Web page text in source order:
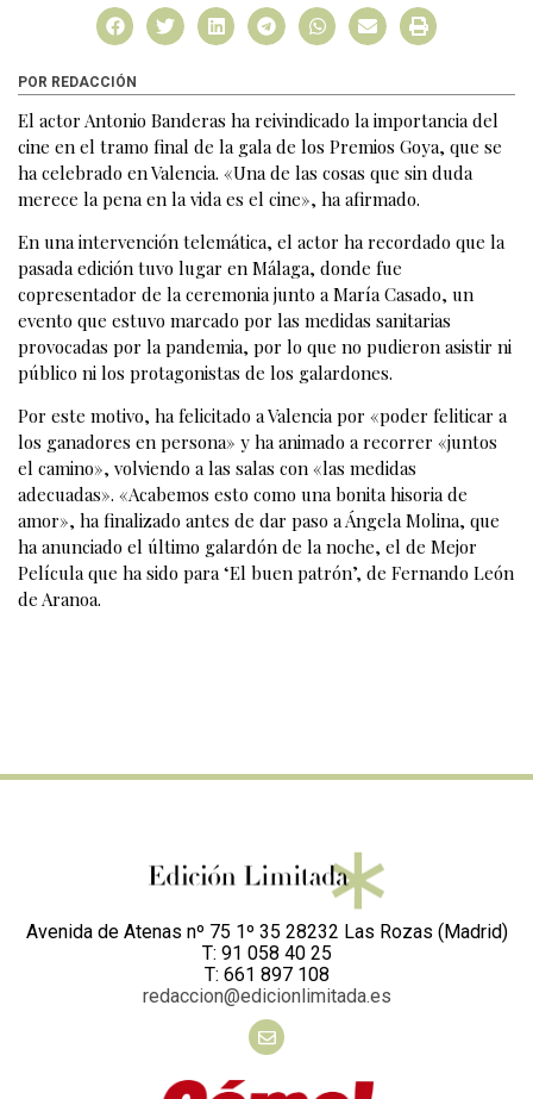
POR REDACCIÓN
El actor Antonio Banderas ha reivindicado la importancia del
cine en el tramo final de la gala de los Premios Goya, que se
ha celebrado en Valencia. «Una de las cosas que sin duda
merece la pena en la vida es el cine», ha afirmado.
En una intervención telemática, el actor ha recordado que la
pasada edición tuvo lugar en Málaga, donde fue
copresentador de la ceremonia junto a María Casado, un
evento que estuvo marcado por las medidas sanitarias
provocadas por la pandemia, por lo que no pudieron asistir ni
público ni los protagonistas de los galardones.
Por este motivo, ha felicitado a Valencia por «poder feliticar a
los ganadores en persona» y ha animado a recorrer «juntos
el camino», volviendo a las salas con «las medidas
adecuadas». «Acabemos esto como una bonita hisoria de
amor», ha finalizado antes de dar paso a Ángela Molina, que
ha anunciado el último galardón de la noche, el de Mejor
Película que ha sido para ‘El buen patrón’, de Fernando León
de Aranoa.
Avenida de Atenas nº 75 1º 35 28232 Las Rozas (Madrid)
T: 91 058 40 25
T: 661 897 108
redaccion@edicionlimitada.es